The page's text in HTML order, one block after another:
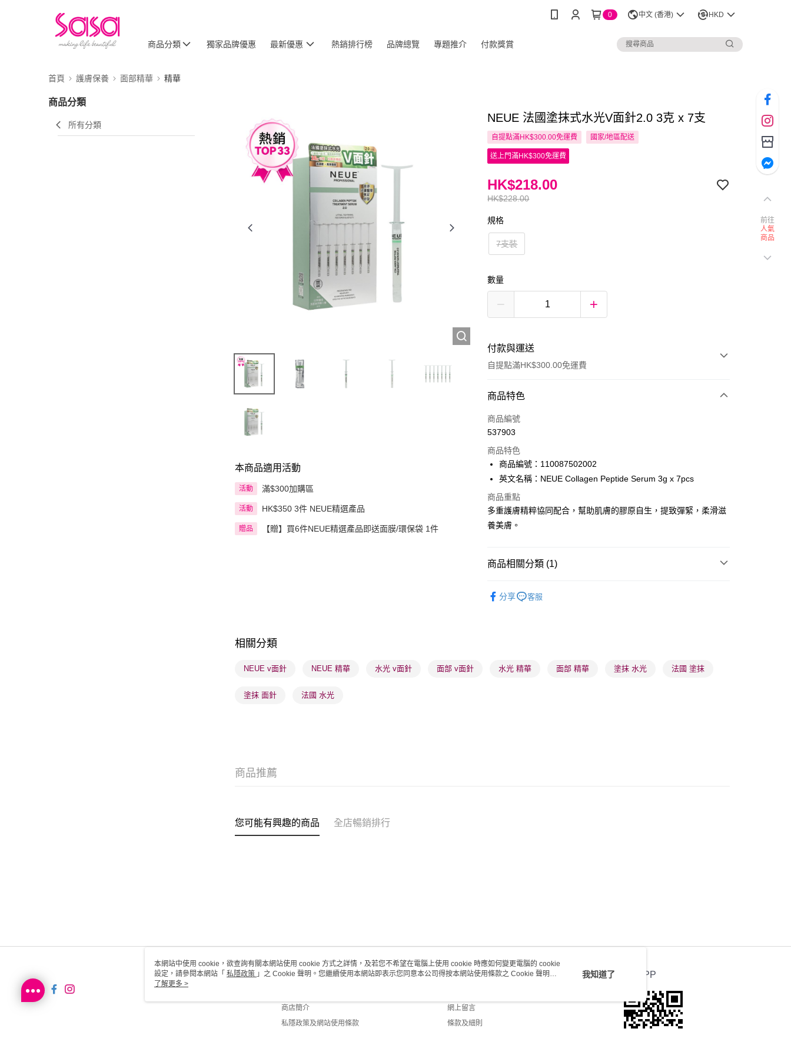
0 中文 (香港) HKD
商品分類 獨家品牌優惠 最新優惠 熱銷排行榜 品牌總覽 專題推介 付款獎賞
首頁 護膚保養 面部精華 精華
商品分類
所有分類
本商品適用活動
活動 滿$300加購區
活動 HK$350 3件 NEUE精選產品
贈品 【贈】買6件NEUE精選產品即送面膜/環保袋 1件
NEUE 法國塗抹式水光V面針2.0 3克 x 7支
自提點滿HK$300.00免運費 國家/地區配送
送上門滿HK$300免運費
HK$228.00
HK$218.00
規格
7支裝
數量
付款與運送
自提點滿HK$300.00免運費
付款方式
信用卡
AlipayHK
PayMe
WeChat Pay
BoC Pay
送貨方式
每筆HK$65.00，滿HK$300.00或以上免運費
商品特色
商品編號
537903
商品特色
商品編號：110087502002
英文名稱：NEUE Collagen Peptide Serum 3g x 7pcs
商品重點
多重護膚精粹協同配合，幫助肌膚的膠原自生，提致彈緊，柔滑滋
養美膚。
商品相關分類 (1)
分享
客服
相關分類
NEUE v面針 NEUE 精華 水光 v面針 面部 v面針 水光 精華 面部 精華 塗抹 水光 法國 塗抹
塗抹 面針 法國 水光
商品推薦
您可能有興趣的商品 全店暢銷排行
關於我們
商店簡介
私隱政策及網站使用條款
客戶服務
網上留言
條款及細則
官方APP
前往
人氣
商品
本網站中使用 cookie，欲查詢有關本網站使用 cookie 方式之詳情，及若您不希望在電腦上使用 cookie 時應如何變更電腦的 cookie
設定，請參閱本網站「 私隱政策 」之 Cookie 聲明。您繼續使用本網站即表示您同意本公司得按本網站使用條款之 Cookie 聲明使
用 cookie。
了解更多 >
我知道了